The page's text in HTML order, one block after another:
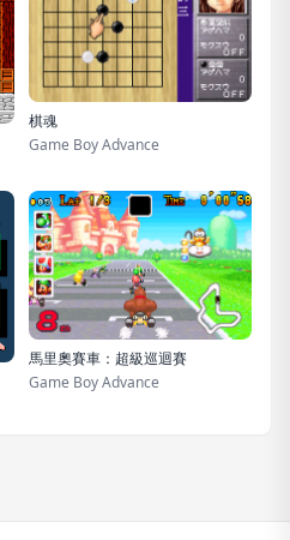
棋魂
Game Boy Advance
馬里奧賽車：超級巡迴賽
Game Boy Advance